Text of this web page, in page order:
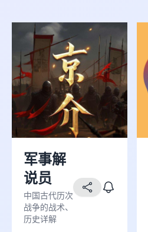
军事解
说员
中国古代历次
战争的战术、
历史详解